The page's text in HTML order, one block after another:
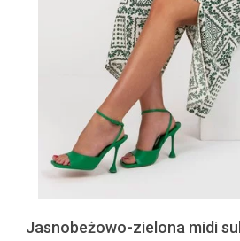
Jasnobeżowo-zielona midi